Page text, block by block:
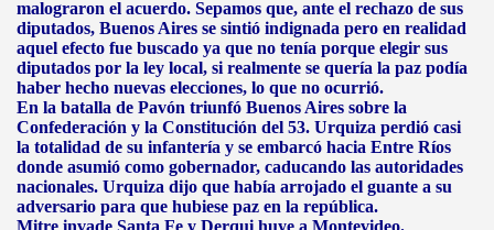
malograron el acuerdo. Sepamos que, ante el rechazo de sus
diputados, Buenos Aires se sintió indignada pero en realidad
aquel efecto fue buscado ya que no tenía porque elegir sus
diputados por la ley local, si realmente se quería la paz podía
haber hecho nuevas elecciones, lo que no ocurrió.
En la batalla de Pavón triunfó Buenos Aires sobre la
Confederación y la Constitución del 53. Urquiza perdió casi
la totalidad de su infantería y se embarcó hacia Entre Ríos
donde asumió como gobernador, caducando las autoridades
nacionales. Urquiza dijo que había arrojado el guante a su
adversario para que hubiese paz en la república.
Mitre invade Santa Fe y Derqui huye a Montevideo.